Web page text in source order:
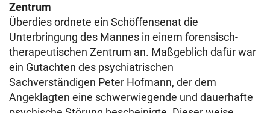
Zentrum
Überdies ordnete ein Schöffensenat die
Unterbringung des Mannes in einem forensisch-
therapeutischen Zentrum an. Maßgeblich dafür war
ein Gutachten des psychiatrischen
Sachverständigen Peter Hofmann, der dem
Angeklagten eine schwerwiegende und dauerhafte